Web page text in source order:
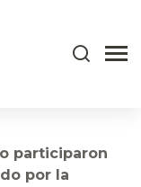
participaron
por la